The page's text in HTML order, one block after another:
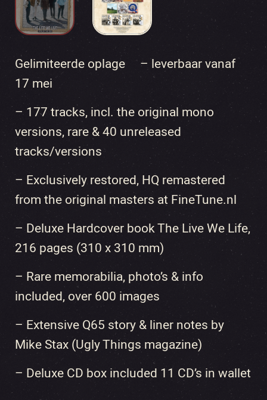
Gelimiteerde oplage – leverbaar vanaf
17 mei
– 177 tracks, incl. the original mono
versions, rare & 40 unreleased
tracks/versions
– Exclusively restored, HQ remastered
from the original masters at FineTune.nl
– Deluxe Hardcover book The Live We Life,
216 pages (310 x 310 mm)
– Rare memorabilia, photo’s & info
included, over 600 images
– Extensive Q65 story & liner notes by
Mike Stax (Ugly Things magazine)
– Deluxe CD box included 11 CD’s in wallet